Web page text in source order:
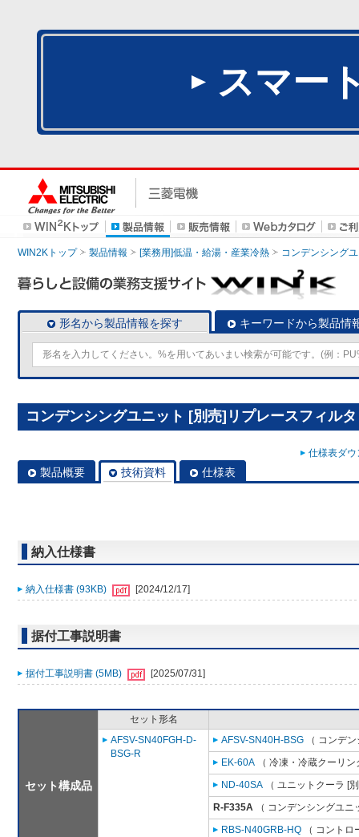
スマー
WIN2Kトップ 製品情報 [業務用]低温・給湯・産業冷熱 コンデンシング
形名から製品情報を探す キーワードから製品情
コンデンシングユニット [別売]リプレースフィル
仕様表ダ
製品概要 技術資料 仕様表
納入仕様書
納入仕様書 (93KB) [2024/12/17]
据付工事説明書
据付工事説明書 (5MB) [2025/07/31]
セット構成品
セット形名
AFSV-SN40FGH-D-
BSG-R
AFSV-SN40H-BSG （ コンデ
EK-60A （ 冷凍・冷蔵クーリ
ND-40SA （ ユニットクーラ [
R-F335A （ コンデンシングユ
RBS-N40GRB-HQ （ コント